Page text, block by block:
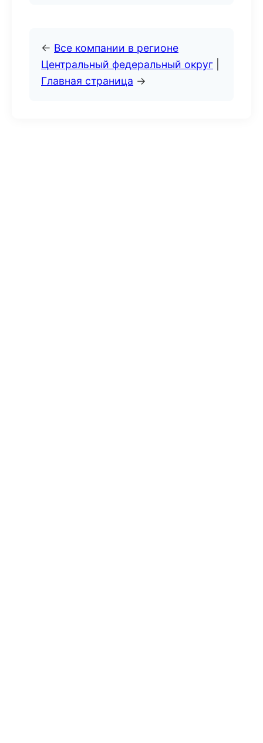
← Все компании в регионе
Центральный федеральный округ
Главная страница →